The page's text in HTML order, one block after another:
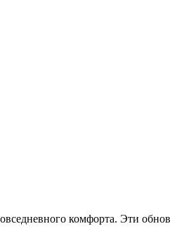
комфорта. Эти